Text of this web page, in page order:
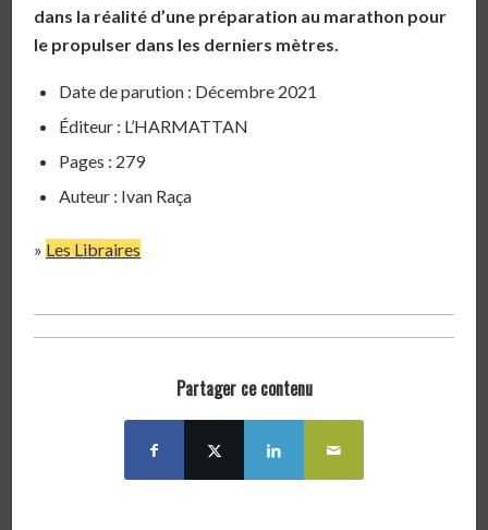
dans la réalité d’une préparation au marathon pour
le propulser dans les derniers mètres.
Date de parution : Décembre 2021
Éditeur : L’HARMATTAN
Pages : 279
Auteur : Ivan Raça
» Les Libraires
Partager ce contenu